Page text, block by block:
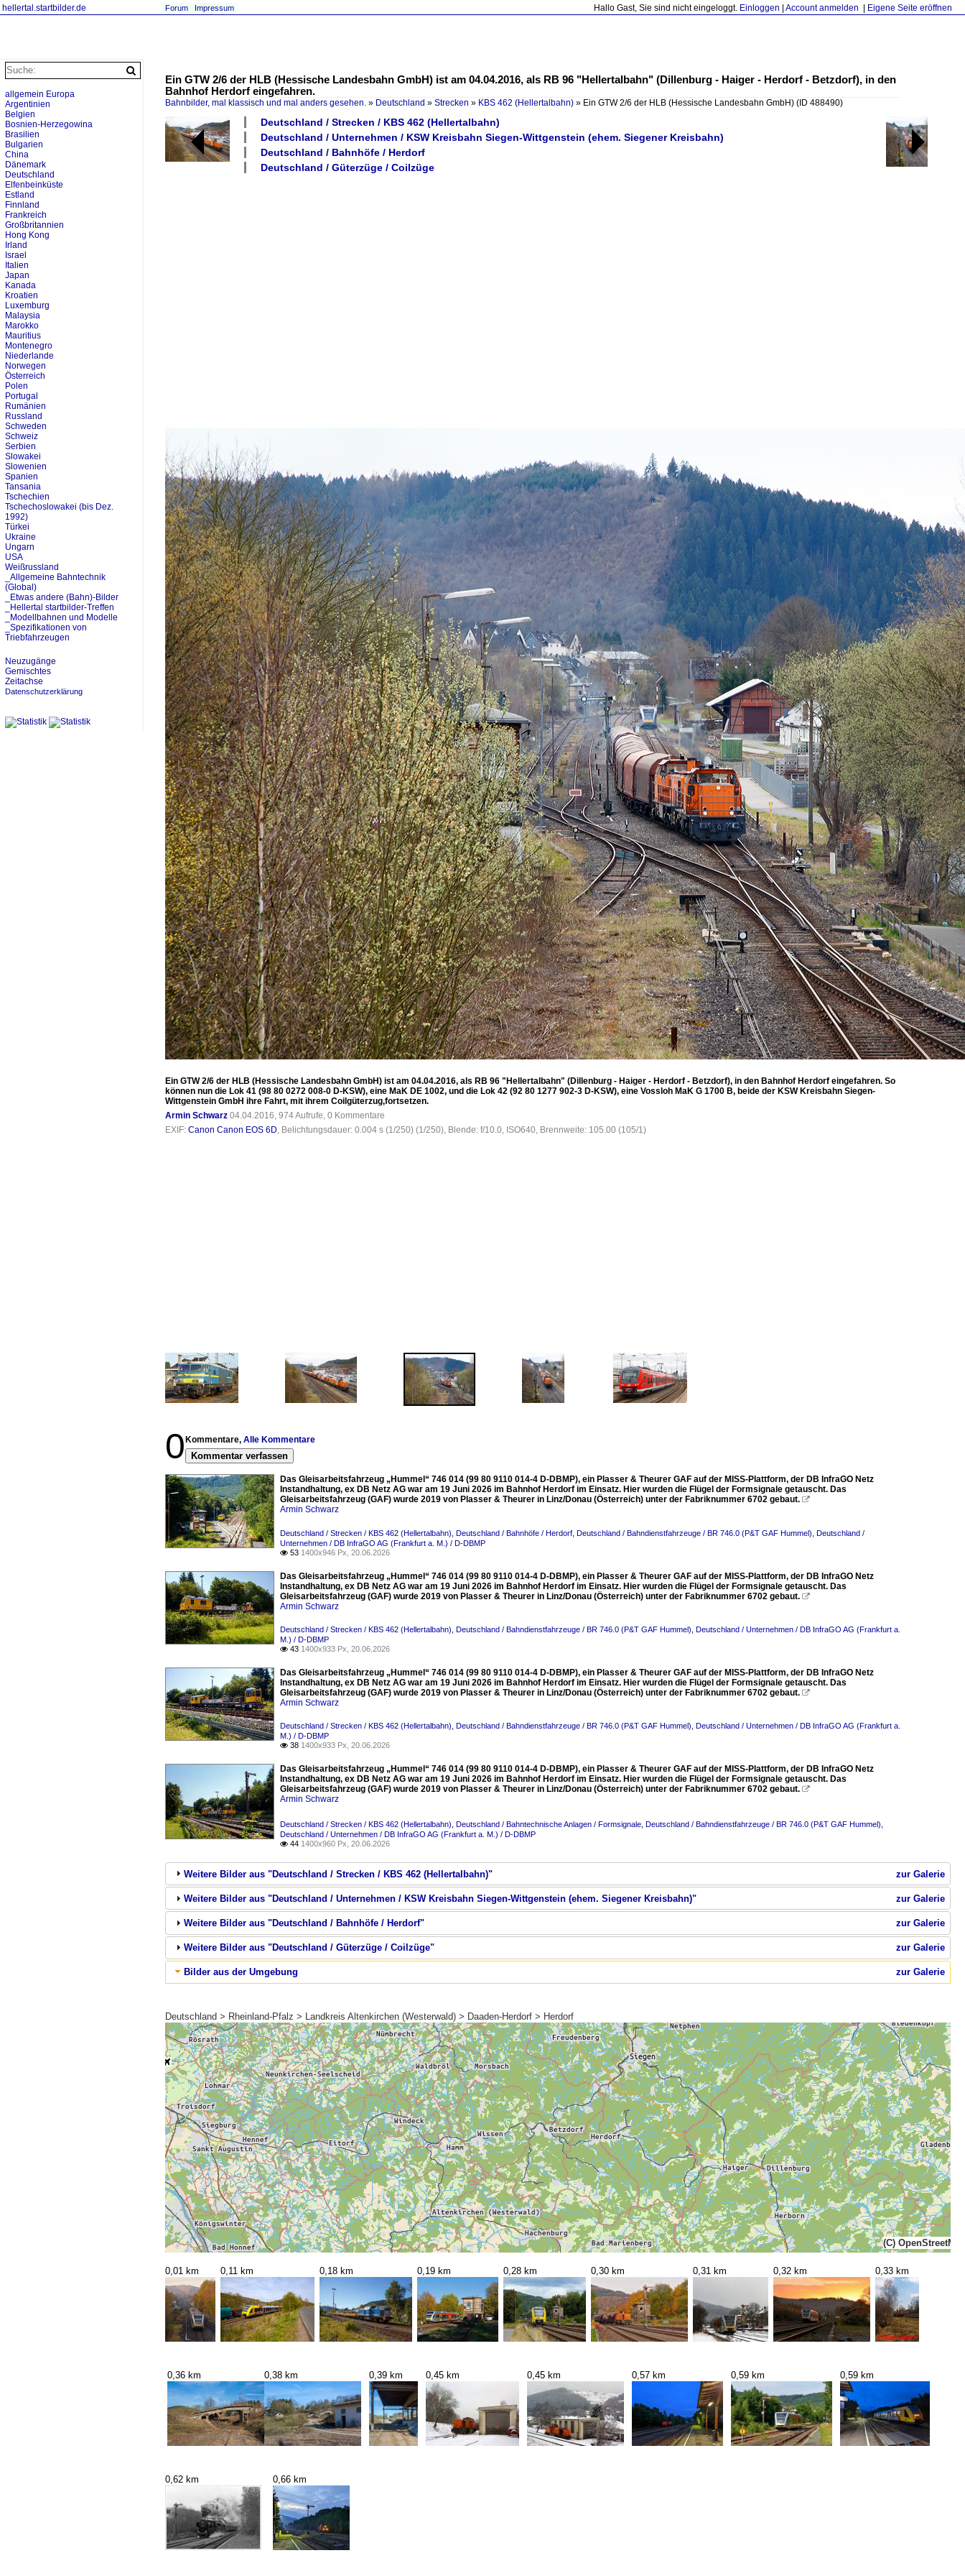
hellertal.startbilder.de Hallo Gast, Sie sind nicht eingeloggt. Einloggen Account anmelden Eigene Seite eröffnen
Forum Impressum
Ein GTW 2/6 der HLB (Hessische Landesbahn GmbH) ist am 04.04.2016, als RB 96 "Hellertalbahn" (Dillenburg - Haiger - Herdorf - Betzdorf), in den
Bahnhof Herdorf eingefahren.
Bahnbilder, mal klassisch und mal anders gesehen. » Deutschland » Strecken » KBS 462 (Hellertalbahn) » Ein GTW 2/6 der HLB (Hessische Landesbahn GmbH) (ID 488490)
Deutschland / Strecken / KBS 462 (Hellertalbahn)
Deutschland / Unternehmen / KSW Kreisbahn Siegen-Wittgenstein (ehem. Siegener Kreisbahn)
Deutschland / Bahnhöfe / Herdorf
Deutschland / Güterzüge / Coilzüge
Ein GTW 2/6 der HLB (Hessische Landesbahn GmbH) ist am 04.04.2016, als RB 96 "Hellertalbahn" (Dillenburg - Haiger - Herdorf - Betzdorf), in den Bahnhof Herdorf eingefahren. So
können nun die Lok 41 (98 80 0272 008-0 D-KSW), eine MaK DE 1002, und die Lok 42 (92 80 1277 902-3 D-KSW), eine Vossloh MaK G 1700 B, beide der KSW Kreisbahn Siegen-
Wittgenstein GmbH ihre Fahrt, mit ihrem Coilgüterzug,fortsetzen.
Armin Schwarz 04.04.2016, 974 Aufrufe, 0 Kommentare
EXIF: Canon Canon EOS 6D, Belichtungsdauer: 0.004 s (1/250) (1/250), Blende: f/10.0, ISO640, Brennweite: 105.00 (105/1)
0 Kommentare, Alle Kommentare
Kommentar verfassen
Das Gleisarbeitsfahrzeug „Hummel“ 746 014 (99 80 9110 014-4 D-DBMP), ein Plasser & Theurer GAF auf der MISS-Plattform, der DB InfraGO Netz
Instandhaltung, ex DB Netz AG war am 19 Juni 2026 im Bahnhof Herdorf im Einsatz. Hier wurden die Flügel der Formsignale getauscht. Das
Gleisarbeitsfahrzeug (GAF) wurde 2019 von Plasser & Theurer in Linz/Donau (Österreich) unter der Fabriknummer 6702 gebaut. 
Armin Schwarz
Deutschland / Strecken / KBS 462 (Hellertalbahn) Deutschland / Bahnhöfe / Herdorf Deutschland / Bahndienstfahrzeuge / BR 746.0 (P&T GAF Hummel) Deutschland /
Unternehmen / DB InfraGO AG (Frankfurt a. M.) / D-DBMP
 53 1400x946 Px, 20.06.2026
Das Gleisarbeitsfahrzeug „Hummel“ 746 014 (99 80 9110 014-4 D-DBMP), ein Plasser & Theurer GAF auf der MISS-Plattform, der DB InfraGO Netz
Instandhaltung, ex DB Netz AG war am 19 Juni 2026 im Bahnhof Herdorf im Einsatz. Hier wurden die Flügel der Formsignale getauscht. Das
Gleisarbeitsfahrzeug (GAF) wurde 2019 von Plasser & Theurer in Linz/Donau (Österreich) unter der Fabriknummer 6702 gebaut. 
Armin Schwarz
Deutschland / Strecken / KBS 462 (Hellertalbahn) Deutschland / Bahndienstfahrzeuge / BR 746.0 (P&T GAF Hummel) Deutschland / Unternehmen / DB InfraGO AG (Frankfurt a.
M.) / D-DBMP
 43 1400x933 Px, 20.06.2026
Das Gleisarbeitsfahrzeug „Hummel“ 746 014 (99 80 9110 014-4 D-DBMP), ein Plasser & Theurer GAF auf der MISS-Plattform, der DB InfraGO Netz
Instandhaltung, ex DB Netz AG war am 19 Juni 2026 im Bahnhof Herdorf im Einsatz. Hier wurden die Flügel der Formsignale getauscht. Das
Gleisarbeitsfahrzeug (GAF) wurde 2019 von Plasser & Theurer in Linz/Donau (Österreich) unter der Fabriknummer 6702 gebaut. 
Armin Schwarz
Deutschland / Strecken / KBS 462 (Hellertalbahn) Deutschland / Bahndienstfahrzeuge / BR 746.0 (P&T GAF Hummel) Deutschland / Unternehmen / DB InfraGO AG (Frankfurt a.
M.) / D-DBMP
 38 1400x933 Px, 20.06.2026
Das Gleisarbeitsfahrzeug „Hummel“ 746 014 (99 80 9110 014-4 D-DBMP), ein Plasser & Theurer GAF auf der MISS-Plattform, der DB InfraGO Netz
Instandhaltung, ex DB Netz AG war am 19 Juni 2026 im Bahnhof Herdorf im Einsatz. Hier wurden die Flügel der Formsignale getauscht. Das
Gleisarbeitsfahrzeug (GAF) wurde 2019 von Plasser & Theurer in Linz/Donau (Österreich) unter der Fabriknummer 6702 gebaut. 
Armin Schwarz
Deutschland / Strecken / KBS 462 (Hellertalbahn) Deutschland / Bahntechnische Anlagen / Formsignale Deutschland / Bahndienstfahrzeuge / BR 746.0 (P&T GAF Hummel)
Deutschland / Unternehmen / DB InfraGO AG (Frankfurt a. M.) / D-DBMP
 44 1400x960 Px, 20.06.2026
zur Galerie
Weitere Bilder aus "Deutschland / Strecken / KBS 462 (Hellertalbahn)"
zur Galerie
Weitere Bilder aus "Deutschland / Unternehmen / KSW Kreisbahn Siegen-Wittgenstein (ehem. Siegener Kreisbahn)"
zur Galerie
Weitere Bilder aus "Deutschland / Bahnhöfe / Herdorf"
zur Galerie
Weitere Bilder aus "Deutschland / Güterzüge / Coilzüge"
zur Galerie
Bilder aus der Umgebung
Deutschland > Rheinland-Pfalz > Landkreis Altenkirchen (Westerwald) > Daaden-Herdorf > Herdorf
(C)
0,01 km 0,11 km 0,18 km 0,19 km 0,28 km 0,30 km 0,31 km 0,32 km 0,33 km
0,36 km 0,38 km 0,39 km 0,45 km 0,45 km 0,57 km 0,59 km 0,59 km
0,62 km 0,66 km
allgemein Europa
Argentinien
Belgien
Bosnien-Herzegowina
Brasilien
Bulgarien
China
Dänemark
Deutschland
Elfenbeinküste
Estland
Finnland
Frankreich
Großbritannien
Hong Kong
Irland
Israel
Italien
Japan
Kanada
Kroatien
Luxemburg
Malaysia
Marokko
Mauritius
Montenegro
Niederlande
Norwegen
Österreich
Polen
Portugal
Rumänien
Russland
Schweden
Schweiz
Serbien
Slowakei
Slowenien
Spanien
Tansania
Tschechien
Tschechoslowakei (bis Dez.
1992)
Türkei
Ukraine
Ungarn
USA
Weißrussland
_Allgemeine Bahntechnik
(Global)
_Etwas andere (Bahn)-Bilder
_Hellertal startbilder-Treffen
_Modellbahnen und Modelle
_Spezifikationen von
Triebfahrzeugen
Neuzugänge
Gemischtes
Zeitachse
Datenschutzerklärung